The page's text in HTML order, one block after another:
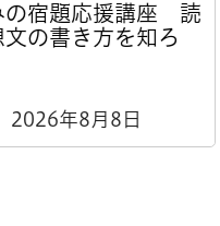
夏休みの宿題応援講
書感想文の書き方を知
開催日 2026年8月8日